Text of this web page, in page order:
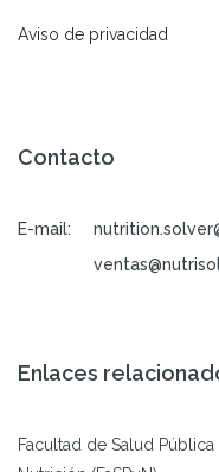
Aviso de privacidad
Contacto
E-mail:
Enlaces
Facultad de Salud Pública